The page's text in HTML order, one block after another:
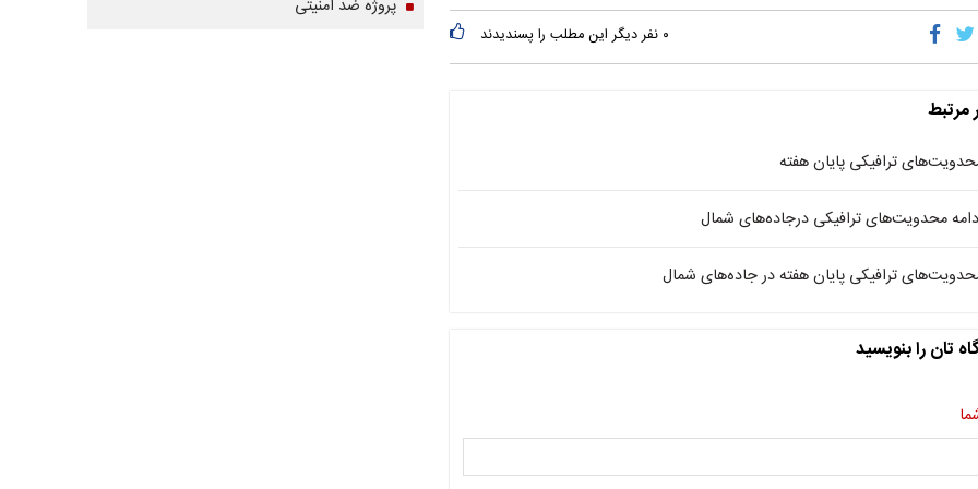
۰ نفر دیگر این مطلب را پسندیدند
مرتبط
ترافیکی پایان هفته
محدویت‌های ترافیکی درجاده‌های شمال
ترافیکی پایان هفته در جاده‌های شمال
تان را بنویسید
پروژه ضد امنیتی